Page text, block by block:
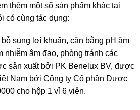
thêm một số sản phẩm khác tại
có cùng tác dụng:
sung lợi khuẩn, cân bằng pH âm
nhiễm âm đạo, phòng tránh các
sản xuất bởi PK Benelux BV, được
Nam bởi Công ty Cổ phần Dược
cho hộp 1 vỉ 6 viên.